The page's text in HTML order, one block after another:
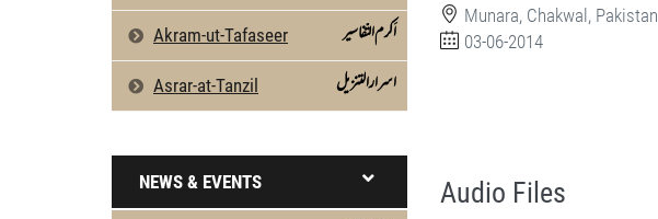
Akram-ut-Tafaseer اَکرم التّفاسیر
Asrar-at-Tanzil اسرارالتنزیل
NEWS & EVENTS
Munara, Chakwal, Pakistan
03-06-2014
Audio Files